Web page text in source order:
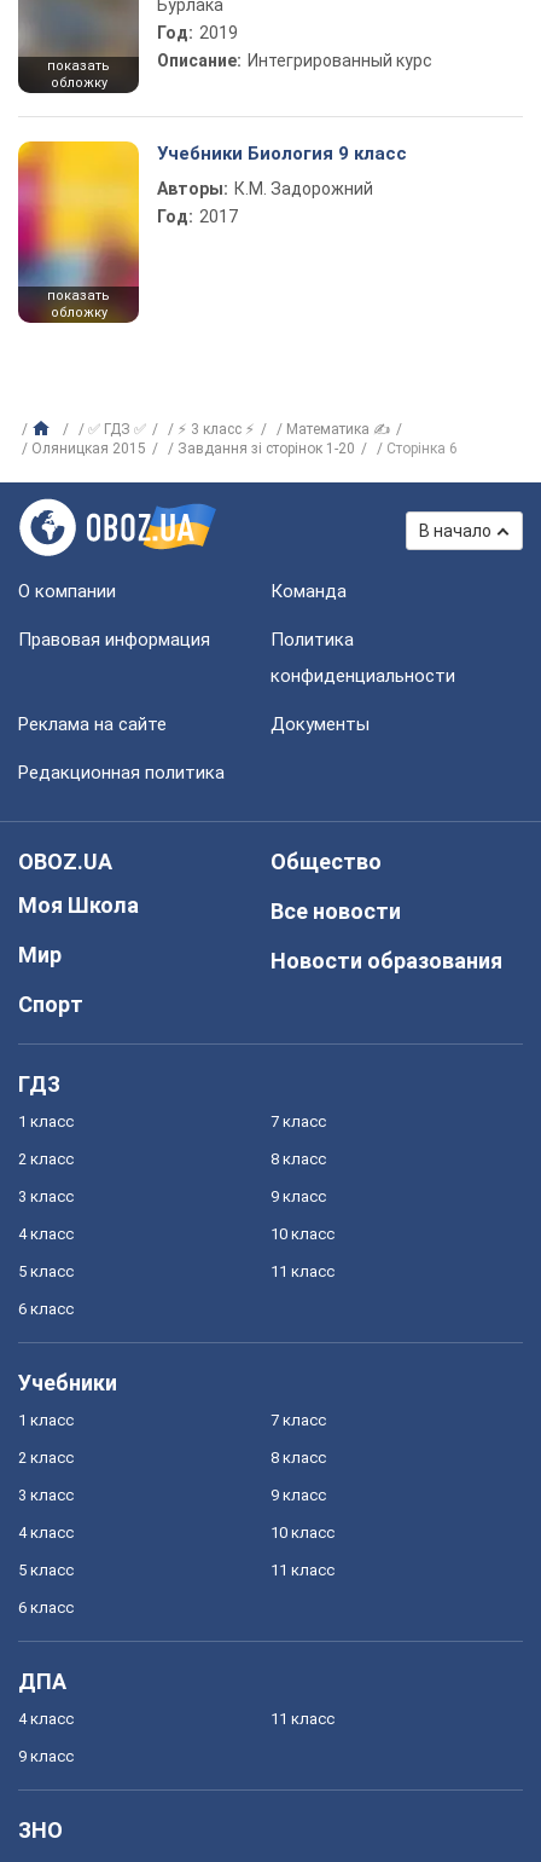
показать
обложку
Бурлака
Год: 2019
Описание: Интегрированный курс
показать
обложку
Учебники Биология 9 класс
Авторы: К.М. Задорожний
Год: 2017
✅ ГДЗ ✅ ⚡ 3 класс ⚡
Математика ✍
Оляницкая 2015
Завдання зі сторінок 1-20 Сторінка 6
В начало
О компании Команда
Правовая информация
Политика
конфиденциальности
Реклама на сайте Документы
Редакционная политика
OBOZ.UA
Моя Школа
Мир
Спорт
Общество
Все новости
Новости образования
ГДЗ
1 класс
2 класс
3 класс
4 класс
5 класс
6 класс
7 класс
8 класс
9 класс
10 класс
11 класс
Учебники
1 класс
2 класс
3 класс
4 класс
5 класс
6 класс
7 класс
8 класс
9 класс
10 класс
11 класс
ДПА
4 класс
9 класс
11 класс
ЗНО